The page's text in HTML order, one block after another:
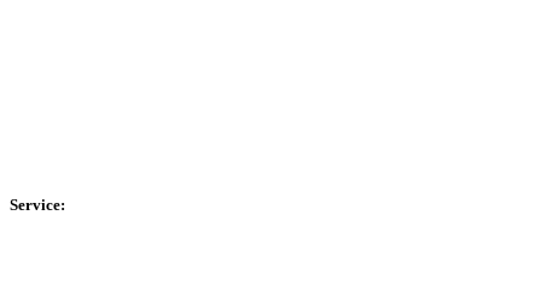
Service: